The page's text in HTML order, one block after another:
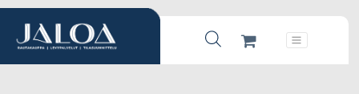
Products search
Päävalikko